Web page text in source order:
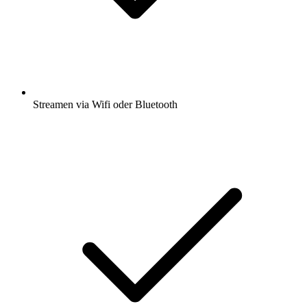
Streamen via Wifi oder Bluetooth